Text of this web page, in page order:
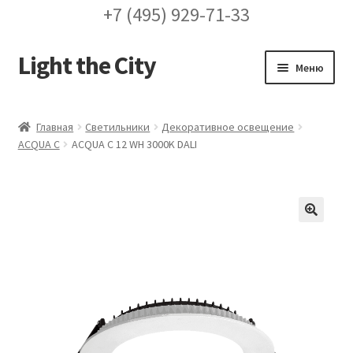
+7 (495) 929-71-33
Перейти
к
Перейти
к
Light the City Меню
FAQ про кронштейны
Заказ проекта освещения
Главная Светильники
Декоративное освещение
ACQUA C
ACQUA C 12 WH 3000K DALI